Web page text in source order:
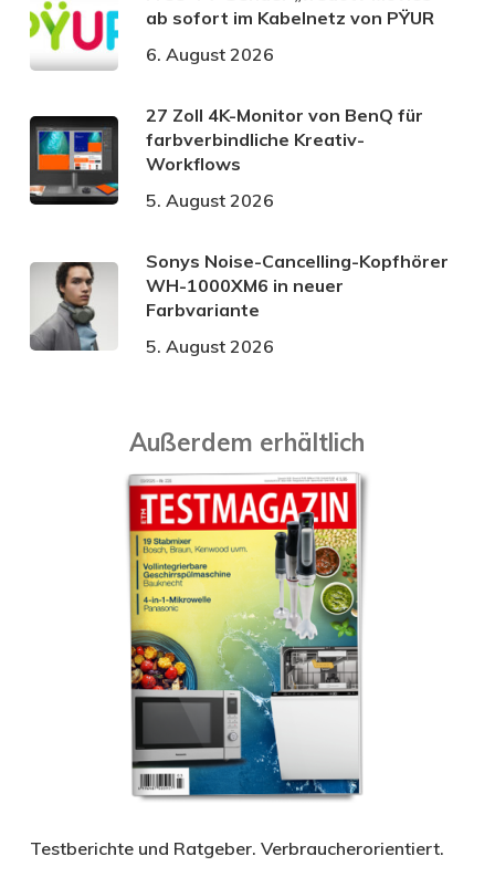
ab sofort im Kabelnetz von PŸUR
6. August 2026
27 Zoll 4K-Monitor von BenQ für
farbverbindliche Kreativ-
Workflows
5. August 2026
Sonys Noise-Cancelling-Kopfhörer
WH-1000XM6 in neuer
Farbvariante
5. August 2026
Außerdem erhältlich
Testberichte und Ratgeber. Verbraucherorientiert.